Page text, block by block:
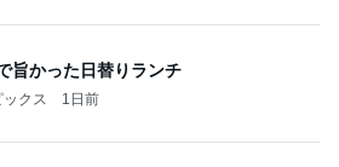
旨かった日替りランチ
クス 1日前